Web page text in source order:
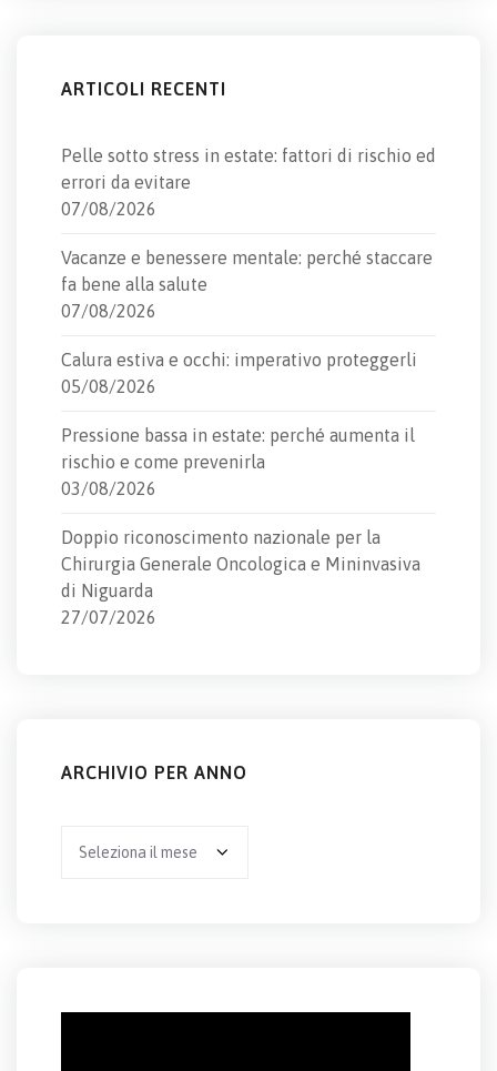
ARTICOLI RECENTI
Pelle sotto stress in estate: fattori di rischio ed
errori da evitare
07/08/2026
Vacanze e benessere mentale: perché staccare
fa bene alla salute
07/08/2026
Calura estiva e occhi: imperativo proteggerli
05/08/2026
Pressione bassa in estate: perché aumenta il
rischio e come prevenirla
03/08/2026
Doppio riconoscimento nazionale per la
Chirurgia Generale Oncologica e Mininvasiva
di Niguarda
27/07/2026
ARCHIVIO PER ANNO
per